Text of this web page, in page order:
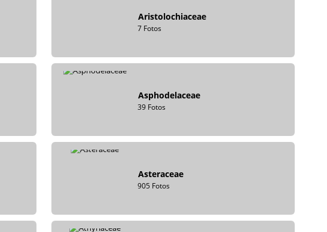
Aristolochiaceae
7 Fotos
Asphodelaceae
39 Fotos
Asteraceae
905 Fotos